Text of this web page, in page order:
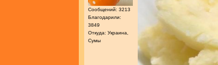
Сообщений: 3213
Благодарили:
3849
Откуда: Украина,
Сумы